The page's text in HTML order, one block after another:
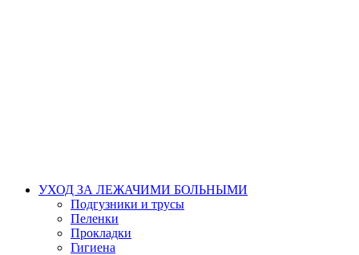
УХОД ЗА ЛЕЖАЧИМИ БОЛЬНЫМИ
Подгузники и трусы
Пеленки
Прокладки
Гигиена